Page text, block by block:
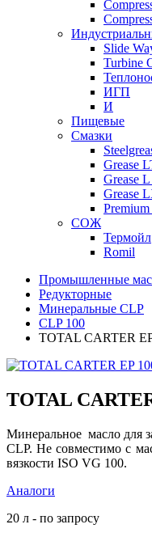
Slide
Turbine
ИГП
И
Пищевые
Смазки
Grease
Grease
Grease
Premium
СОЖ
Термойл
Romil
Промышленные
Редукторные
Минеральные CLP
CLP 100
TOTAL CARTER
TOTAL
Минеральное масло для
CLP. Не совместимо с
вязкости ISO VG 100.
Аналоги
20 л - по запросу